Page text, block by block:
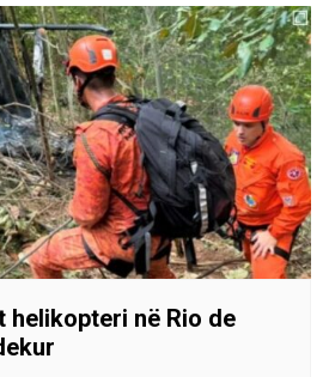
helikopteri në Rio de